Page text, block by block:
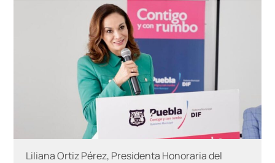
Liliana Ortiz Pérez, Presidenta Honoraria del